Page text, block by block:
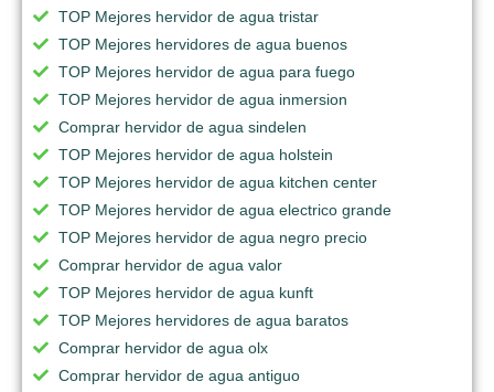
TOP Mejores hervidor de agua tristar
TOP Mejores hervidores de agua buenos
TOP Mejores hervidor de agua para fuego
TOP Mejores hervidor de agua inmersion
Comprar hervidor de agua sindelen
TOP Mejores hervidor de agua holstein
TOP Mejores hervidor de agua kitchen center
TOP Mejores hervidor de agua electrico grande
TOP Mejores hervidor de agua negro precio
Comprar hervidor de agua valor
TOP Mejores hervidor de agua kunft
TOP Mejores hervidores de agua baratos
Comprar hervidor de agua olx
Comprar hervidor de agua antiguo